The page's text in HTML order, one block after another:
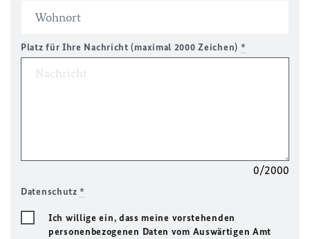
Platz für Ihre Nachricht (maximal 2000 Zeichen) *
0/2000
Datenschutz*
Ich willige ein, dass meine vorstehenden
personenbezogenen Daten vom Auswärtigen Amt